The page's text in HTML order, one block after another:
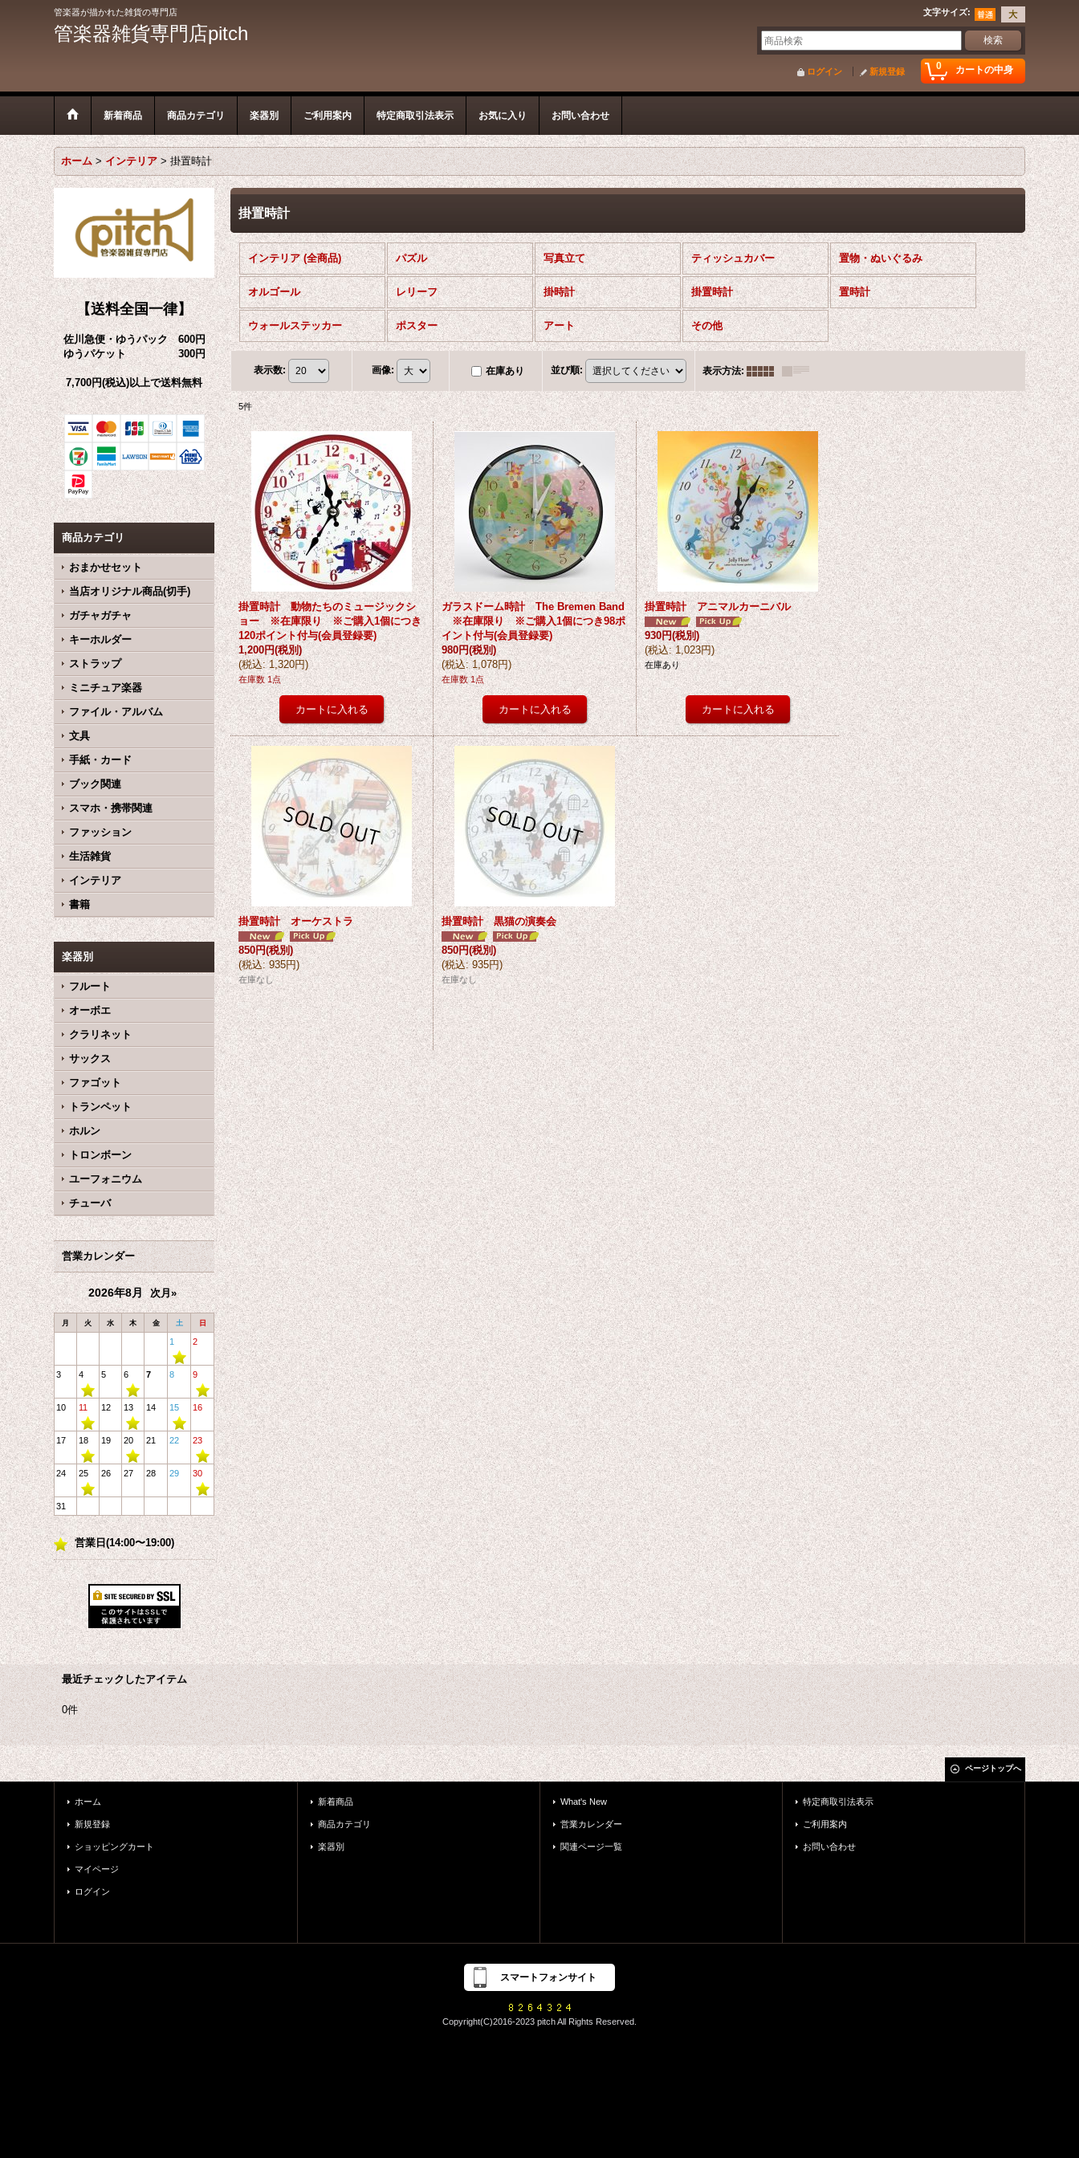
管楽器が描かれた雑貨の専門店 文字サイズ:
管楽器雑貨専門店pitch
0 カートの中身
ログイン 新規登録
新着商品 商品カテゴリ 楽器別 ご利用案内 特定商取引法表示 お気に入り お問い合わせ
ホーム > インテリア > 掛置時計
【送料全国一律】
佐川急便・ゆうパック 600円
ゆうパケット 300円
7,700円(税込)以上で送料無料
商品カテゴリ
おまかせセット
当店オリジナル商品(切手)
ガチャガチャ
キーホルダー
ストラップ
ミニチュア楽器
ファイル・アルバム
文具
手紙・カード
ブック関連
スマホ・携帯関連
ファッション
生活雑貨
インテリア
書籍
楽器別
フルート
オーボエ
クラリネット
サックス
ファゴット
トランペット
ホルン
トロンボーン
ユーフォニウム
チューバ
営業カレンダー
2026年8月 次月»
月 火 水 木 金 土 日
1 2
3 4 5 6 7 8 9
10 11 12 13 14 15 16
17 18 19 20 21 22 23
24 25 26 27 28 29 30
31
営業日(14:00〜19:00)
掛置時計
インテリア (全商品) パズル 写真立て ティッシュカバー 置物・ぬいぐるみ
オルゴール レリーフ 掛時計 掛置時計 置時計
ウォールステッカー ポスター アート その他
表示数: 画像: 在庫あり 並び順: 表示方法:
5件
掛置時計 動物たちのミュージックシ
ョー ※在庫限り ※ご購入1個につき
120ポイント付与(会員登録要)
1,200円(税別)
(税込: 1,320円)
在庫数 1点
ガラスドーム時計 The Bremen Band
※在庫限り ※ご購入1個につき98ポ
イント付与(会員登録要)
980円(税別)
(税込: 1,078円)
在庫数 1点
掛置時計 アニマルカーニバル
930円(税別)
(税込: 1,023円)
在庫あり
掛置時計 オーケストラ
850円(税別)
(税込: 935円)
在庫なし
掛置時計 黒猫の演奏会
850円(税別)
(税込: 935円)
在庫なし
最近チェックしたアイテム
0件
ページトップへ
ホーム
新規登録
ショッピングカート
マイページ
ログイン
新着商品
商品カテゴリ
楽器別
What's New
営業カレンダー
関連ページ一覧
特定商取引法表示
ご利用案内
お問い合わせ
スマートフォンサイト
Copyright(C)2016-2023 pitch All Rights Reserved.